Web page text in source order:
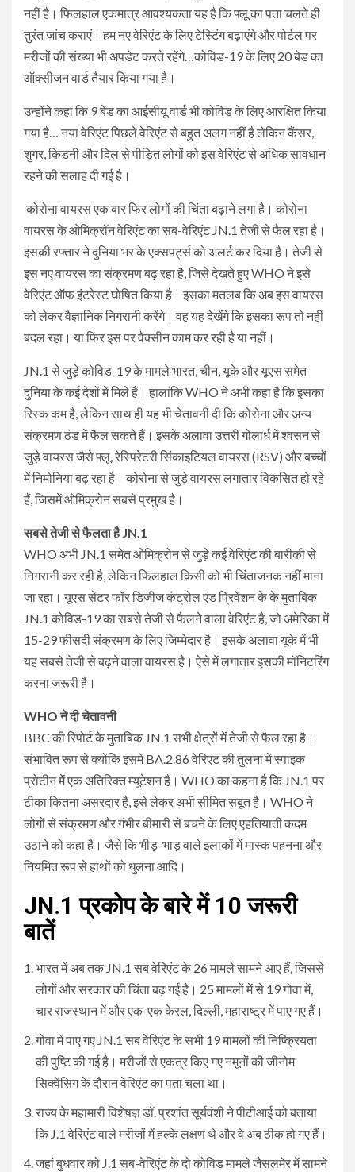
नहीं है। फिलहाल एकमात्र आवश्यकता यह है कि फ्लू का पता चलते ही
तुरंत जांच कराएं। हम नए वेरिएंट के लिए टेस्टिंग बढ़ाएंगे और पोर्टल पर
मरीजों की संख्या भी अपडेट करते रहेंगे…कोविड-19 के लिए 20 बेड का
ऑक्सीजन वार्ड तैयार किया गया है।
उन्होंने कहा कि 9 बेड का आईसीयू वार्ड भी कोविड के लिए आरक्षित किया
गया है… नया वेरिएंट पिछले वेरिएंट से बहुत अलग नहीं है लेकिन कैंसर,
शुगर, किडनी और दिल से पीड़ित लोगों को इस वेरिएंट से अधिक सावधान
रहने की सलाह दी गई है।
कोरोना वायरस एक बार फिर लोगों की चिंता बढ़ाने लगा है। कोरोना
वायरस के ओमिक्रॉन वेरिएंट का सब-वेरिएंट JN.1 तेजी से फैल रहा है।
इसकी रफ्तार ने दुनिया भर के एक्सपर्ट्स को अलर्ट कर दिया है। तेजी से
इस नए वायरस का संक्रमण बढ़ रहा है, जिसे देखते हुए WHO ने इसे
वेरिएंट ऑफ इंटरेस्ट घोषित किया है। इसका मतलब कि अब इस वायरस
को लेकर वैज्ञानिक निगरानी करेंगे। वह यह देखेंगे कि इसका रूप तो नहीं
बदल रहा। या फिर इस पर वैक्सीन काम कर रही है या नहीं।
JN.1 से जुड़े कोविड-19 के मामले भारत, चीन, यूके और यूएस समेत
दुनिया के कई देशों में मिले हैं। हालांकि WHO ने अभी कहा है कि इसका
रिस्क कम है, लेकिन साथ ही यह भी चेतावनी दी कि कोरोना और अन्य
संक्रमण ठंड में फैल सकते हैं। इसके अलावा उत्तरी गोलार्ध में श्वसन से
जुड़े वायरस जैसे फ्लू, रेस्पिरेटरी सिंकाइटियल वायरस (RSV) और बच्चों
में निमोनिया बढ़ रहा है। कोरोना से जुड़े वायरस लगातार विकसित हो रहे
हैं, जिसमें ओमिक्रोन सबसे प्रमुख है।
सबसे तेजी से फैलता है JN.1
WHO अभी JN.1 समेत ओमिक्रोन से जुड़े कई वेरिएंट की बारीकी से
निगरानी कर रही है, लेकिन फिलहाल किसी को भी चिंताजनक नहीं माना
जा रहा। यूएस सेंटर फॉर डिजीज कंट्रोल एंड प्रिवेंशन के के मुताबिक
JN.1 कोविड-19 का सबसे तेजी से फैलने वाला वेरिएंट है, जो अमेरिका में
15-29 फीसदी संक्रमण के लिए जिम्मेदार है। इसके अलावा यूके में भी
यह सबसे तेजी से बढ़ने वाला वायरस है। ऐसे में लगातार इसकी मॉनिटरिंग
करना जरूरी है।
WHO ने दी चेतावनी
BBC की रिपोर्ट के मुताबिक JN.1 सभी क्षेत्रों में तेजी से फैल रहा है।
संभावित रूप से क्योंकि इसमें BA.2.86 वेरिएंट की तुलना में स्पाइक
प्रोटीन में एक अतिरिक्त म्यूटेशन है। WHO का कहना है कि JN.1 पर
टीका कितना असरदार है, इसे लेकर अभी सीमित सबूत है। WHO ने
लोगों से संक्रमण और गंभीर बीमारी से बचने के लिए एहतियाती कदम
उठाने को कहा है। जैसे कि भीड़-भाड़ वाले इलाकों में मास्क पहनना और
नियमित रूप से हाथों को धुलना आदि।
JN.1 प्रकोप के बारे में 10 जरूरी
बातें
भारत में अब तक JN.1 सब वेरिएंट के 26 मामले सामने आए हैं, जिससे
लोगों और सरकार की चिंता बढ़ गई है। 25 मामलों में से 19 गोवा में,
चार राजस्थान में और एक-एक केरल, दिल्ली, महाराष्ट्र में पाए गए हैं।
गोवा में पाए गए JN.1 सब वेरिएंट के सभी 19 मामलों की निष्क्रियता
की पुष्टि की गई है। मरीजों से एकत्र किए गए नमूनों की जीनोम
सिक्वेंसिंग के दौरान वेरिएंट का पता चला था।
राज्य के महामारी विशेषज्ञ डॉ. प्रशांत सूर्यवंशी ने पीटीआई को बताया
कि J.1 वेरिएंट वाले मरीजों में हल्के लक्षण थे और वे अब ठीक हो गए हैं।
जहां बुधवार को J.1 सब-वेरिएंट के दो कोविड मामले जैसलमेर में सामने